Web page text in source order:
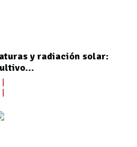
y radiación solar: